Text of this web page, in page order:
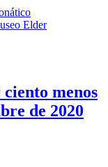
Elder
menos
de 2020